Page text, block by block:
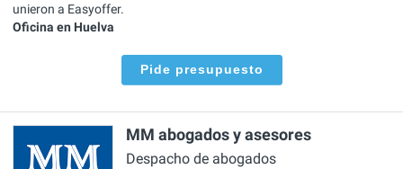
unieron a Easyoffer.
Oficina en Huelva
Pide presupuesto
MM abogados y asesores
Despacho de abogados